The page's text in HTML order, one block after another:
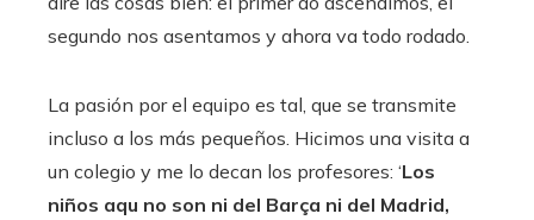
segundo nos asentamos y ahora va todo rodado.
La pasión por el equipo es tal, que se transmite
incluso a los más pequeños. Hicimos una visita a
un colegio y me lo decan los profesores: ‘Los
niños aqu no son ni del Barça ni del Madrid,